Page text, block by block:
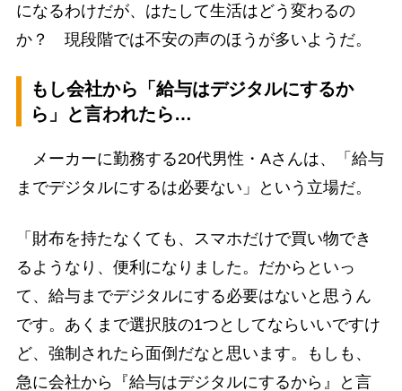
になるわけだが、はたして生活はどう変わるの
か？ 現段階では不安の声のほうが多いようだ。
もし会社から「給与はデジタルにするか
ら」と言われたら…
メーカーに勤務する20代男性・Aさんは、「給与
までデジタルにするは必要ない」という立場だ。
「財布を持たなくても、スマホだけで買い物でき
るようなり、便利になりました。だからといっ
て、給与までデジタルにする必要はないと思うん
です。あくまで選択肢の1つとしてならいいですけ
ど、強制されたら面倒だなと思います。もしも、
急に会社から『給与はデジタルにするから』と言